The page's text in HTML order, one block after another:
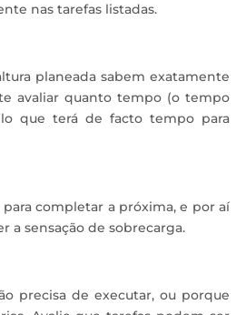
nas tarefas listadas.
planeada sabem exatamente
avaliar quanto tempo (o tempo
que terá de facto tempo para
completar a próxima, e por aí
a sensação de sobrecarga.
precisa de executar, ou porque